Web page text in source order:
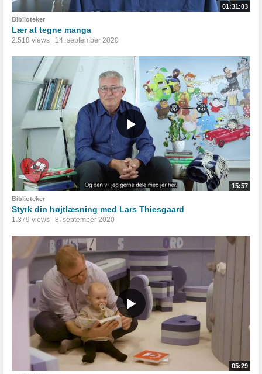
01:31:03
Biblioteker
Lær at tegne manga
2.518 views 14. september 2020
15:57
Biblioteker
Styrk din højtlæsning med Lars Thiesgaard
1.379 views 8. september 2020
05:29